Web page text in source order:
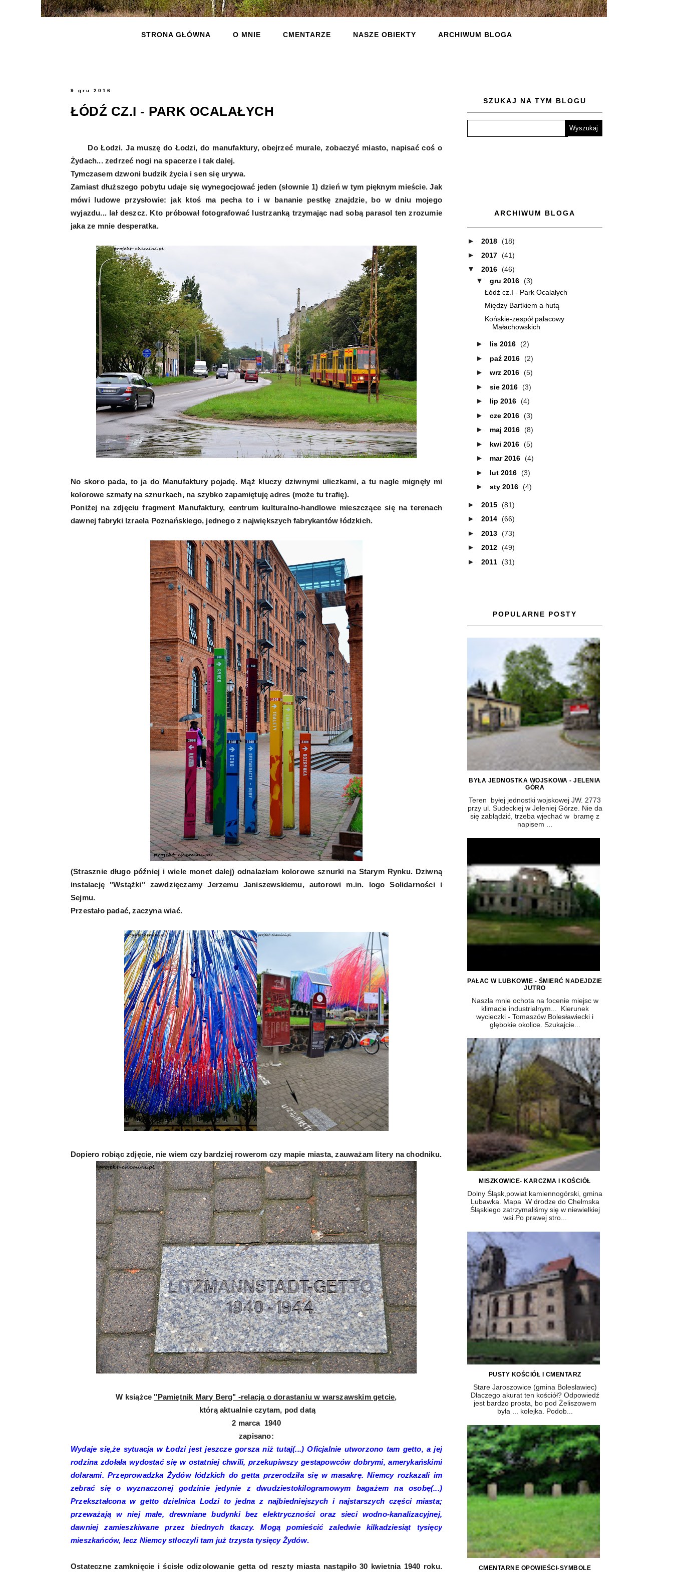
STRONA GŁÓWNA O MNIE CMENTARZE NASZE OBIEKTY ARCHIWUM BLOGA
9 gru 2016
ŁÓDŹ CZ.I - PARK OCALAŁYCH
Do Łodzi. Ja muszę do Łodzi, do manufaktury, obejrzeć murale, zobaczyć miasto, napisać coś o
Żydach... zedrzeć nogi na spacerze i tak dalej.
Tymczasem dzwoni budzik życia i sen się urywa.
Zamiast dłuższego pobytu udaje się wynegocjować jeden (słownie 1) dzień w tym pięknym mieście. Jak
mówi ludowe przysłowie: jak ktoś ma pecha to i w bananie pestkę znajdzie, bo w dniu mojego
wyjazdu... lał deszcz. Kto próbował fotografować lustrzanką trzymając nad sobą parasol ten zrozumie
jaka ze mnie desperatka.
No skoro pada, to ja do Manufaktury pojadę. Mąż kluczy dziwnymi uliczkami, a tu nagle mignęły mi
kolorowe szmaty na sznurkach, na szybko zapamiętuję adres (może tu trafię).
Poniżej na zdjęciu fragment Manufaktury, centrum kulturalno-handlowe mieszczące się na terenach
dawnej fabryki Izraela Poznańskiego, jednego z największych fabrykantów łódzkich.
(Strasznie długo później i wiele monet dalej) odnalazłam kolorowe sznurki na Starym Rynku. Dziwną
instalację "Wstążki" zawdzięczamy Jerzemu Janiszewskiemu, autorowi m.in. logo Solidarności i
Sejmu.
Przestało padać, zaczyna wiać.
Dopiero robiąc zdjęcie, nie wiem czy bardziej rowerom czy mapie miasta, zauważam litery na chodniku.
W książce "Pamiętnik Mary Berg" -relacja o dorastaniu w warszawskim getcie,
którą aktualnie czytam, pod datą
2 marca 1940
zapisano:
Wydaje się,że sytuacja w Łodzi jest jeszcze gorsza niż tutaj(...) Oficjalnie utworzono tam getto, a jej
rodzina zdołała wydostać się w ostatniej chwili, przekupiwszy gestapowców dobrymi, amerykańskimi
dolarami. Przeprowadzka Żydów łódzkich do getta przerodziła się w masakrę. Niemcy rozkazali im
zebrać się o wyznaczonej godzinie jedynie z dwudziestokilogramowym bagażem na osobę(...)
Przekształcona w getto dzielnica Lodzi to jedna z najbiedniejszych i najstarszych części miasta;
przeważają w niej małe, drewniane budynki bez elektryczności oraz sieci wodno-kanalizacyjnej,
dawniej zamieszkiwane przez biednych tkaczy. Mogą pomieścić zaledwie kilkadziesiąt tysięcy
mieszkańców, lecz Niemcy stłoczyli tam już trzysta tysięcy Żydów.
Ostateczne zamknięcie i ścisłe odizolowanie getta od reszty miasta nastąpiło 30 kwietnia 1940 roku.
SZUKAJ NA TYM BLOGU
ARCHIWUM BLOGA
► 2018 (18)
► 2017 (41)
▼ 2016 (46)
▼ gru 2016 (3)
Łódź cz.I - Park Ocalałych
Między Bartkiem a hutą
Końskie-zespół pałacowy
Małachowskich
► lis 2016 (2)
► paź 2016 (2)
► wrz 2016 (5)
► sie 2016 (3)
► lip 2016 (4)
► cze 2016 (3)
► maj 2016 (8)
► kwi 2016 (5)
► mar 2016 (4)
► lut 2016 (3)
► sty 2016 (4)
► 2015 (81)
► 2014 (66)
► 2013 (73)
► 2012 (49)
► 2011 (31)
POPULARNE POSTY
BYŁA JEDNOSTKA WOJSKOWA - JELENIA
GÓRA
Teren byłej jednostki wojskowej JW. 2773
przy ul. Sudeckiej w Jeleniej Górze. Nie da
się zabłądzić, trzeba wjechać w bramę z
napisem ...
PAŁAC W LUBKOWIE - ŚMIERĆ NADEJDZIE
JUTRO
Naszła mnie ochota na focenie miejsc w
klimacie industrialnym... Kierunek
wycieczki - Tomaszów Bolesławiecki i
głębokie okolice. Szukajcie...
MISZKOWICE- KARCZMA I KOŚCIÓŁ
Dolny Śląsk,powiat kamiennogórski, gmina
Lubawka. Mapa W drodze do Chełmska
Śląskiego zatrzymaliśmy się w niewielkiej
wsi.Po prawej stro...
PUSTY KOŚCIÓŁ I CMENTARZ
Stare Jaroszowice (gmina Bolesławiec)
Dlaczego akurat ten kościół? Odpowiedź
jest bardzo prosta, bo pod Żeliszowem
była ... kolejka. Podob...
CMENTARNE OPOWIEŚCI-SYMBOLE